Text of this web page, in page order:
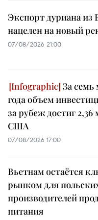
Экспорт дуриана из
нацелен на новый
07/08/2026 21:00
За семь
года объем
за рубеж достиг 2,36
США
07/08/2026 17:00
Вьетнам остаётся
рынком для
производителей
питания